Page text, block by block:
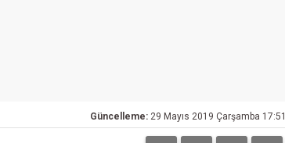
Güncelleme: 29 Mayıs 2019 Çarşamba 17:51